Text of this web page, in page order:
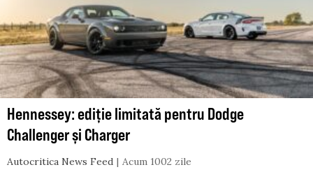
Hennessey: ediție limitată pentru Dodge
Challenger și Charger
Autocritica News Feed Acum 1002 zile